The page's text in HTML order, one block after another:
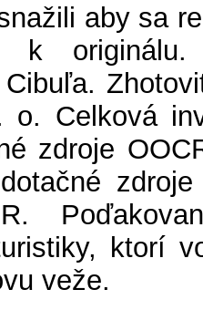
aby sa
k originálu.
o. Celková
zdroje
ktorí
veže.